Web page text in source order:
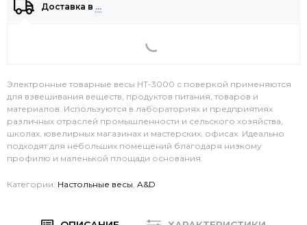
Доставка в …
Электронные товарные весы HT-3000 с поверкой применяются
для взвешивания веществ, продуктов питания, товаров и
материалов. Используются в лабораториях и предприятиях
различных отраслей промышленности и сельского хозяйства,
школах, ювелирных магазинах и мастерских, офисах. Идеально
подходят для небольших помещений благодаря низкому
профилю и маленькой площади основания.
Категории: Настольные весы, A&D